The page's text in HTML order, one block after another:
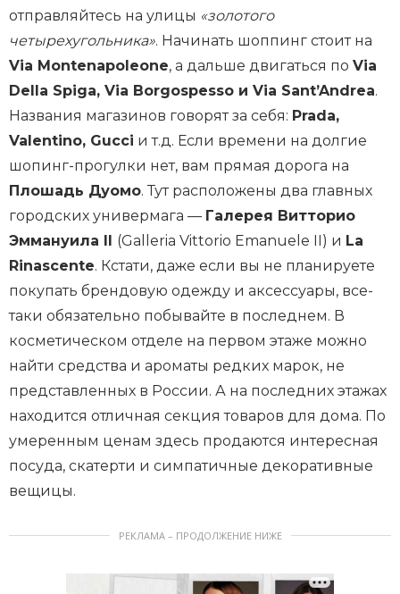
отправляйтесь на улицы «золотого
четырехугольника». Начинать шоппинг стоит на
Via Montenapoleone, а дальше двигаться по Via
Della Spiga, Via Borgospesso и Via Sant’Andrea.
Названия магазинов говорят за себя: Prada,
Valentino, Gucci и т.д. Если времени на долгие
шопинг-прогулки нет, вам прямая дорога на
Плошадь Дуомо. Тут расположены два главных
городских универмага — Галерея Витторио
Эммануила II (Galleria Vittorio Emanuele II) и La
Rinascente. Кстати, даже если вы не планируете
покупать брендовую одежду и аксессуары, все-
таки обязательно побывайте в последнем. В
косметическом отделе на первом этаже можно
найти средства и ароматы редких марок, не
представленных в России. А на последних этажах
находится отличная секция товаров для дома. По
умеренным ценам здесь продаются интересная
посуда, скатерти и симпатичные декоративные
вещицы.
РЕКЛАМА – ПРОДОЛЖЕНИЕ НИЖЕ